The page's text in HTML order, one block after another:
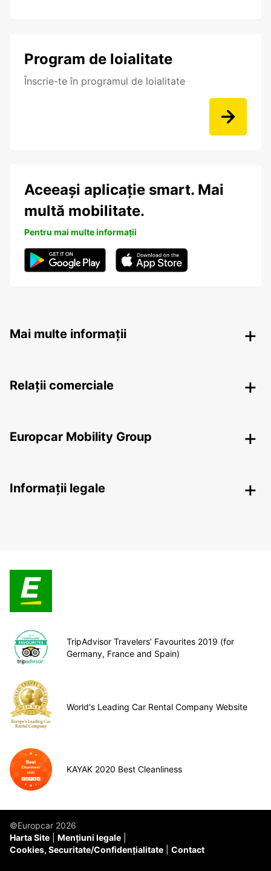
Program de loialitate
Înscrie-te în programul de loialitate
Aceeași aplicație smart. Mai
multă mobilitate.
Pentru mai multe informații
Mai multe informații
Relații comerciale
Europcar Mobility Group
Informații legale
TripAdvisor Travelers’ Favourites 2019 (for
Germany, France and Spain)
World's Leading Car Rental Company Website
KAYAK 2020 Best Cleanliness
©Europcar 2026
Harta Site
Mențiuni legale
Cookies, Securitate/Confidențialitate
Contact